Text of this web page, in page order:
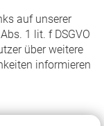
auf unserer
1 lit. f DSGVO
über weitere
informieren